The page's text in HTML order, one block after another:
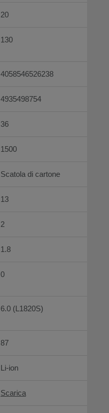
20
130
4058546526238
4935498754
36
1500
Scatola di cartone
13
2
1.8
0
6.0 (L1820S)
87
Li-ion
Scarica